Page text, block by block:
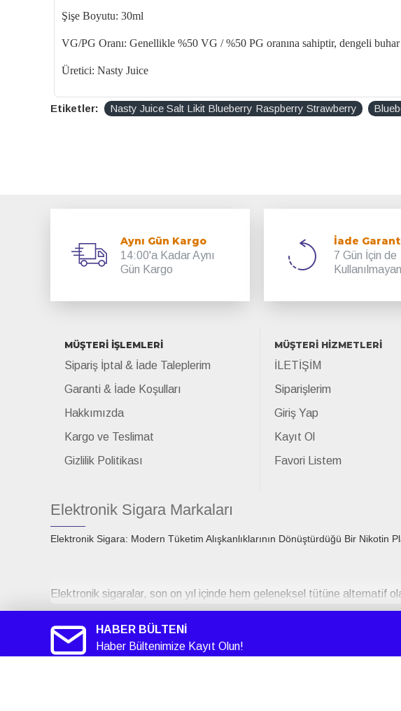
Şişe Boyutu: 30ml
VG/PG Oranı: Genellikle %50 VG / %50 PG oranına sahiptir, dengeli
Üretici: Nasty Juice
Etiketler: Nasty Juice Salt Likit Blueberry Raspberry Strawberry
Aynı Gün Kargo
14:00'a Kadar Aynı
Gün Kargo
İade
7 Gün İçin de
MÜŞTERİ İŞLEMLERİ
Sipariş İptal & İade Taleplerim
Garanti & İade Koşulları
Hakkımızda
Kargo ve Teslimat
Gizlilik Politikası
MÜŞTERİ HİZMETLERİ
İLETİŞİM
Siparişlerim
Giriş Yap
Kayıt Ol
Favori Listem
Elektronik Sigara Markaları
Elektronik Sigara: Modern Tüketim Alışkanlıklarının Dönüştürdüğü Bir Nikotin
Elektronik sigaralar, son on yıl içinde hem geleneksel tütüne alternatif
çıktıklarında sigara bırakmaya yardımcı bir teknoloji olarak tanıtılan
tasarımlarındaki gelişmeler, aromaların çeşitliliği ve pazarlama
kazanmasına neden olmuştur.
HABER BÜLTENİ
Haber Bültenimize Kayıt Olun!